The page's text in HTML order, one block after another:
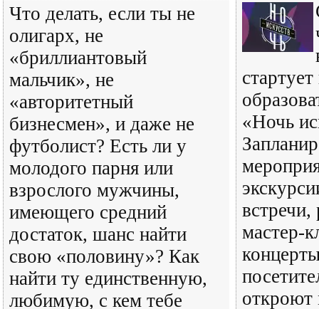
Что делать, если ты не
олигарх, не
«бриллиантовый
мальчик», не
«авторитетный
бизнесмен», и даже не
футболист? Есть ли у
молодого парня или
взрослого мужчины,
имеющего средний
достаток, шанс найти
свою «половину»? Как
найти ту единственную,
любимую, с кем тебе
«Ночь
встречи,
мастер-
откроют